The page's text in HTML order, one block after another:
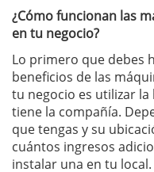
¿Cómo funcionan las
en tu negocio?
Lo primero que debes
beneficios de las
tu negocio es utilizar
tiene la compañía.
que tengas y su
cuántos ingresos
instalar una en tu